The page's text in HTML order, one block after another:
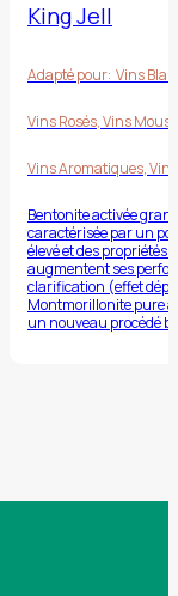
King Jell
Adapté pour: Vins
Vins Rosés,Vins
Vins Aromatiques,
Bentonite activée
caractérisée par un
élevé et des propriétés
augmentent ses
clarification (effet
Montmorillonite pure
un nouveau procédé